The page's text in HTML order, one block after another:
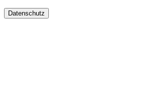
Datenschutz